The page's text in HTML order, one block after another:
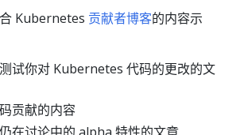
Kubernetes 贡献者博客的内容示
试你对 Kubernetes 代码的更改的文
贡献的内容